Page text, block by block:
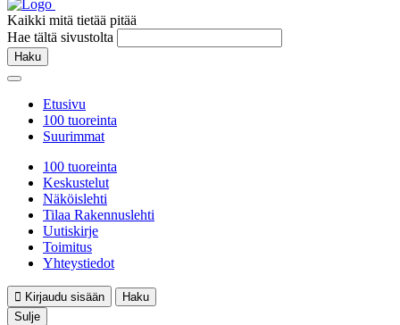
Kaikki mitä tietää pitää
Hae tältä sivustolta
Haku
Etusivu
100 tuoreinta
Suurimmat
100 tuoreinta
Keskustelut
Näköislehti
Tilaa Rakennuslehti
Uutiskirje
Toimitus
Yhteystiedot
Kirjaudu sisään
Haku
Sulje